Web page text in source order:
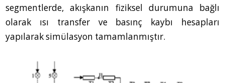
segmentlerde, akışkanın fiziksel durumuna bağlı
olarak ısı transfer ve basınç kaybı hesapları
yapılarak simülasyon tamamlanmıştır.